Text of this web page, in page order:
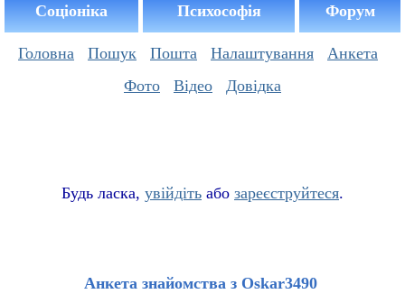
Соціоніка Психософія Форум
Головна Пошук Пошта Налаштування
Анкета
Фото
Відео Довідка
Будь ласка, увійдіть або зареєструйтеся.
Анкета знайомства з Oskar3490